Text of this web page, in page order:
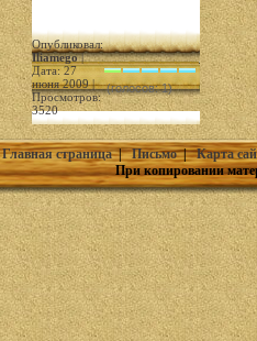
Опубликовал:
Iliamego|
Дата: 27
июня 2009 |
Просмотров:
3520
(голосов: 1)
Главная страница|Письмо|Карта
При копировании